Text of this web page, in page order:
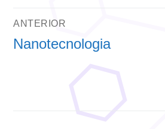
NAVEGAÇÃO
DE
POST
ANTERIOR
Post
Nanotecnologia